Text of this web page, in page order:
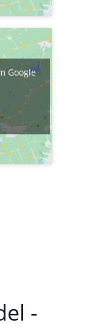
Google
-